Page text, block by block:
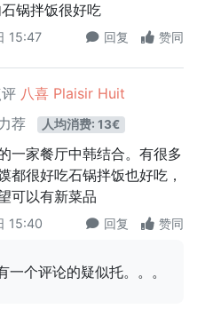
锅拌饭很好吃
15:47 回复 赞同
八喜 Plaisir Huit
荐
人均消费: 13€
一家餐厅中韩结合。有很多
都很好吃石锅拌饭也好吃，
可以有新菜品
15:40 回复 赞同
一个评论的疑似托。。。